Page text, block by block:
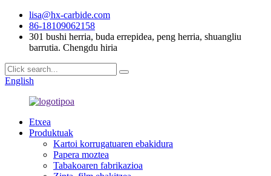
lisa@hx-carbide.com
86-18109062158
301 bushi herria, buda errepidea, peng herria, shuangliu
barrutia. Chengdu hiria
English
Etxea
Produktuak
Kartoi korrugatuaren ebakidura
Papera moztea
Tabakoaren fabrikazioa